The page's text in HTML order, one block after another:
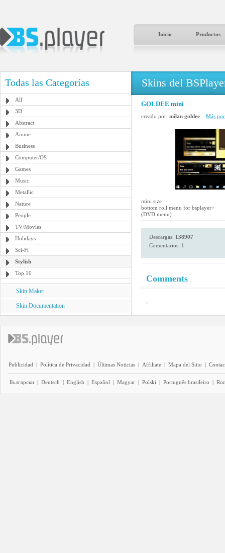
Inicio Productos
Todas las Categorías
All
3D
Abstract
Anime
Business
Computer/OS
Games
Music
Metallic
Nature
People
TV/Movies
Holidays
Sci-Fi
Stylish
Top 10
Skin Maker
Skin Documentation
Skins del
GOLDEE mini
creado por: milan goldee Más
mini size
bottom roll menu for bsplayer+
(DVD menu)
Descargas: 138907
Comentarios: 1
Comments
-
Publicidad | Política de Privacidad | Últimas Noticias | Affiliate | Mapa del Sitio |
Български | Deutsch | English | Español | Magyar | Polski | Português brasileiro |